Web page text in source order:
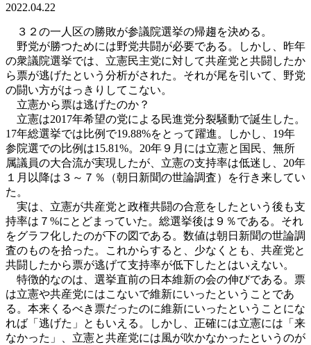
2022.04.22
３２の一人区の勝敗が参議院選挙の帰趨を決める。
野党が勝つためには野党共闘が必要である。しかし、昨年
の衆議院選挙では、立憲民主党に対して共産党と共闘したか
ら票が逃げたという分析がされた。それが尾を引いて、野党
の闘い方がはっきりしてこない。
立憲から票は逃げたのか？
立憲は2017年希望の党による民進党分裂騒動で誕生した。
17年総選挙では比例で19.88%をとって躍進。しかし、19年
参院選での比例は15.81%。20年９月には立憲と国民、無所
属議員の大合流が実現したが、立憲の支持率は低迷し、20年
１月以降は３～７％（朝日新聞の世論調査）を行き来してい
た。
実は、立憲が共産党と政権共闘の合意をしたという後も支
持率は７%にとどまっていた。総選挙後は９％である。それ
をグラフ化したのが下の図である。数値は朝日新聞の世論調
査のものを拾った。これからすると、少なくとも、共産党と
共闘したから票が逃げて支持率が低下したとはいえない。
特徴的なのは、選挙直前の日本維新の会の伸びである。票
は立憲や共産党にはこないで維新にいったということであ
る。本来くるべき票だったのに維新にいったということにな
れば「逃げた」ともいえる。しかし、正確には立憲には「来
なかった」、立憲と共産党には風が吹かなかったというのが